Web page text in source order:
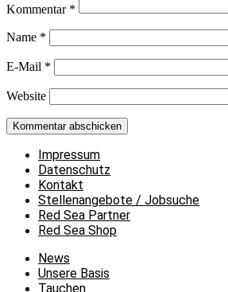
Kommentar *
Name *
E-Mail *
Website
Impressum
Datenschutz
Kontakt
Stellenangebote / Jobsuche
Red Sea Partner
Red Sea Shop
News
Unsere Basis
Tauchen